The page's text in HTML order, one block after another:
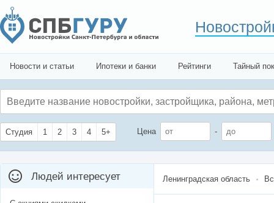
Новости и статьи Ипотеки и банки Рейтинги Тайный
Студия 1 2 3 4 5+ Цена -
Ленинградская область
Людей интересует